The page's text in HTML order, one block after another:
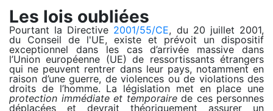
Les lois oubliées
Pourtant la Directive 2001/55/CE, du 20 juillet 2001,
du Conseil de l'UE, existe et prévoit un dispositif
exceptionnel dans les cas d’arrivée massive dans
l’Union européenne (UE) de ressortissants étrangers
qui ne peuvent rentrer dans leur pays, notamment en
raison d’une guerre, de violences ou de violations des
droits de l’homme. La législation met en place une
protection immédiate et temporairede ces personnes
déplacées et devrait théoriquement assurer un